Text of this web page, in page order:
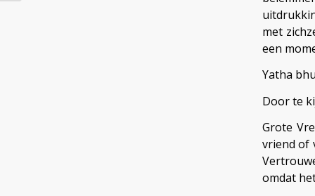
met
een
Yatha
Door te
Grote
vriend of
omdat